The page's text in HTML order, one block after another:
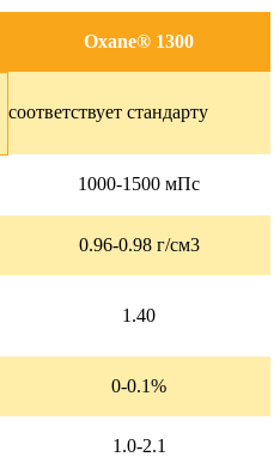
Oxane® 1300
соответствует стандарту
1000-1500 мПс
0.96-0.98 г/см3
1.40
0-0.1%
1.0-2.1